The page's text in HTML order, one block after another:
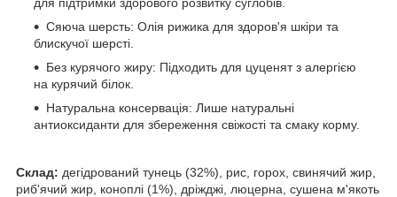
Сяюча шерсть: Олія рижика для здоров'я шкіри та
блискучої шерсті.
Без курячого жиру: Підходить для цуценят з алергією
на курячий білок.
Натуральна консервація: Лише натуральні
антиоксиданти для збереження свіжості та смаку корму.
Склад: дегідрований тунець (32%), рис, горох, свинячий жир,
риб'ячий жир, коноплі (1%), дріжджі, люцерна, сушена м'якоть